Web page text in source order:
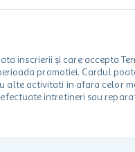
inscrierii și care accepta
promotiei. Cardul
activitati in afara celor
intretineri sau